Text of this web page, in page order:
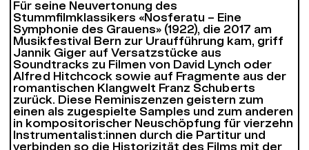
Für seine Neuvertonung des
Stummfilmklassikers «Nosferatu – Eine
Symphonie des Grauens» (1922), die 2017 am
Musikfestival Bern zur Uraufführung kam, griff
Jannik Giger auf Versatzstücke aus
Soundtracks zu Filmen von David Lynch oder
Alfred Hitchcock sowie auf Fragmente aus der
romantischen Klangwelt Franz Schuberts
zurück. Diese Reminiszenzen geistern zum
einen als zugespielte Samples und zum anderen
in kompositorischer Neuschöpfung für vierzehn
Instrumentalist:innen durch die Partitur und
verbinden so die Historizität des Films mit der